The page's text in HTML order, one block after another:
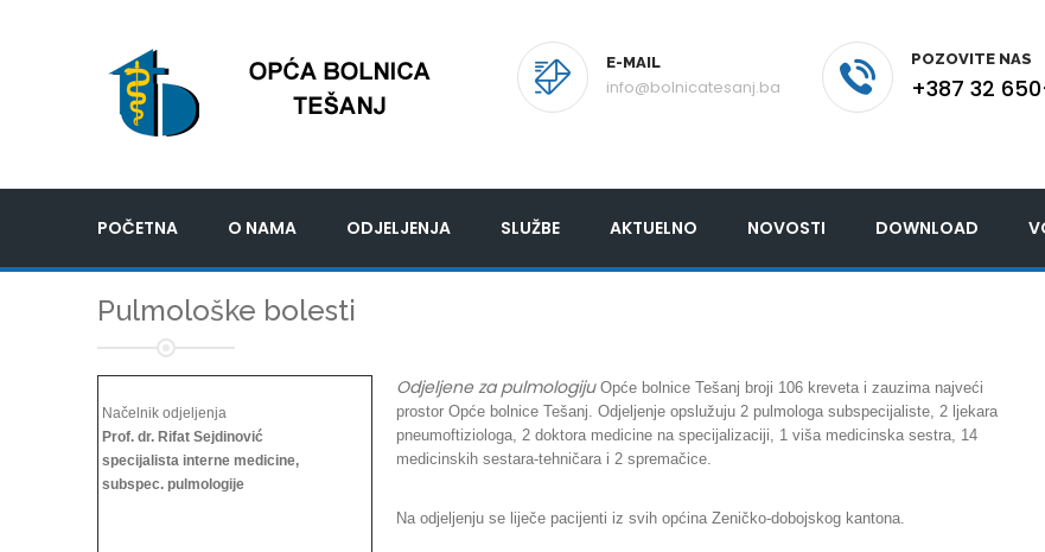
E-MAIL
info@bolnicatesanj.ba
POZOVITE NAS
+387 32
POČETNA O NAMA ODJELJENJA SLUŽBE AKTUELNO NOVOSTI DOWNLOAD
Pulmološke bolesti
Načelnik odjeljenja
Prof. dr. Rifat Sejdinović
specijalista interne medicine,
subspec. pulmologije
Odjeljene za pulmologijuOpće bolnice Tešanj broji 106 kreveta i zauzima najveći
prostor Opće bolnice Tešanj. Odjeljenje opslužuju 2 pulmologa subspecijaliste, 2 ljekara
pneumoftiziologa, 2 doktora medicine na specijalizaciji, 1 viša medicinska sestra, 14
medicinskih sestara-tehničara i 2 spremačice.
Na odjeljenju se liječe pacijenti iz svih općina Zeničko-dobojskog kantona.